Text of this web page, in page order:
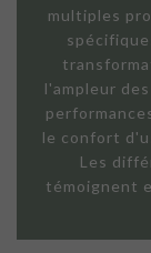
multiples
l'ampleur
le confort
Les
témoignent